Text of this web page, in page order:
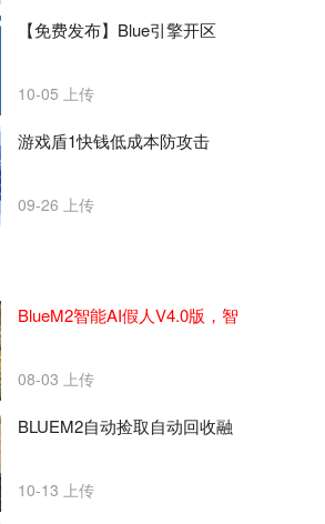
【免费发布】Blue引擎开区
10-05 上传
游戏盾1快钱低成本防攻击
09-26 上传
BlueM2智能AI假人V4.0版，智
08-03 上传
BLUEM2自动捡取自动回收融
10-13 上传